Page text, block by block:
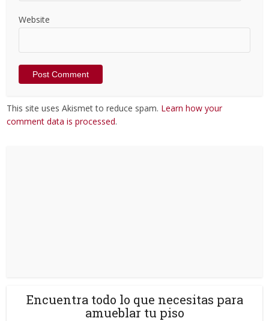
Website
This site uses Akismet to reduce spam. Learn how your
comment data is processed.
Encuentra todo lo que necesitas para
amueblar tu piso